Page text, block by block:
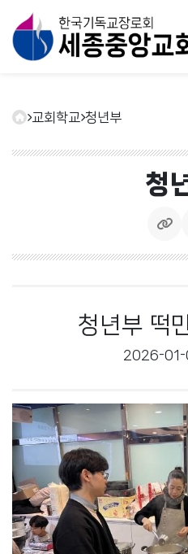
교회학교 청년부
청
청년부 떡
2026-